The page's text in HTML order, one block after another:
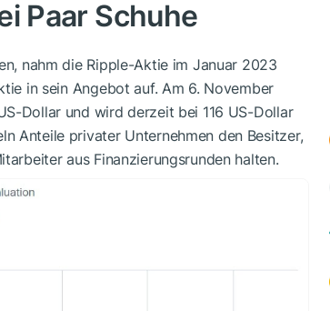
Paar Schuhe
nahm die Ripple-Aktie im Januar 2023
in sein Angebot auf. Am 6. November
Dollar und wird derzeit bei 116 US-Dollar
Anteile privater Unternehmen den Besitzer,
aus Finanzierungsrunden halten.